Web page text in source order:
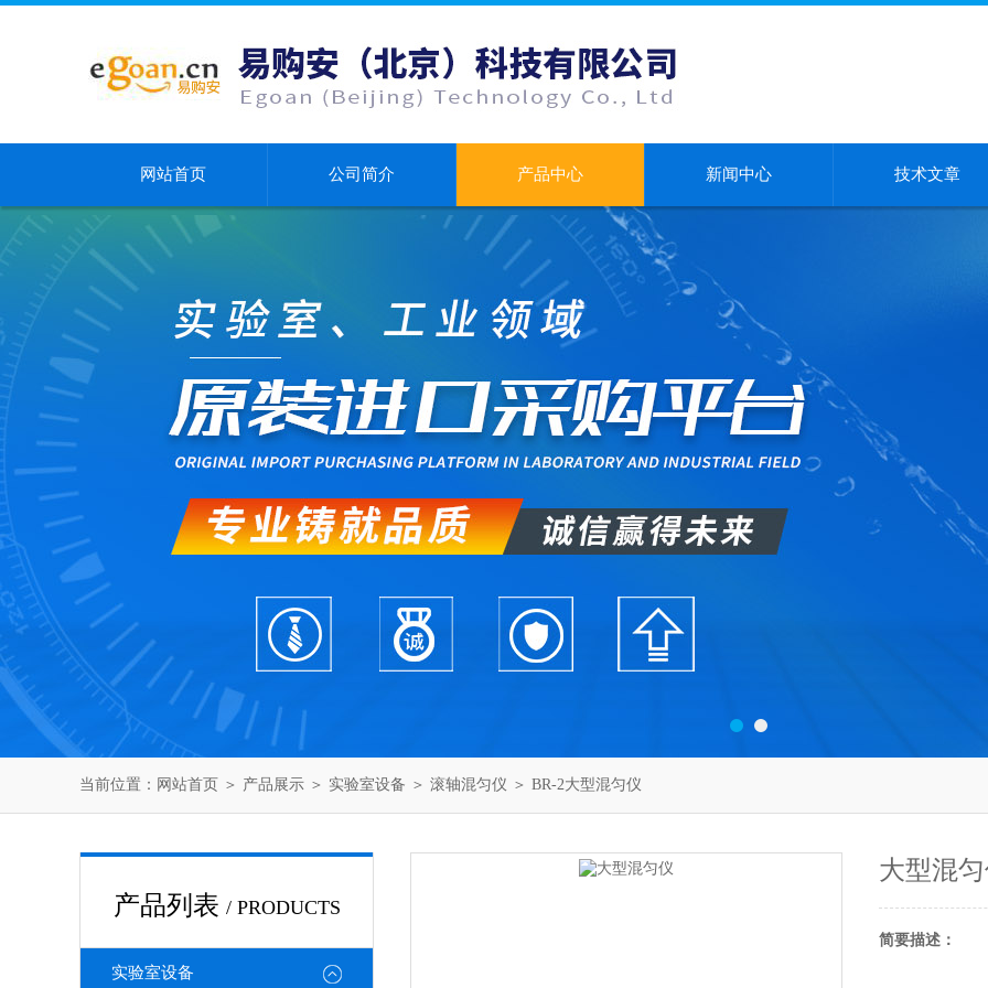
网站首页 公司简介 产品中心 新闻中心 技术文章
当前位置： 网站首页 ＞ 产品展示 ＞ 实验室设备 ＞ 滚轴混匀仪 ＞ BR-2大型混匀仪
产品列表 / PRODUCTS
实验室设备
大型混
简要描述：